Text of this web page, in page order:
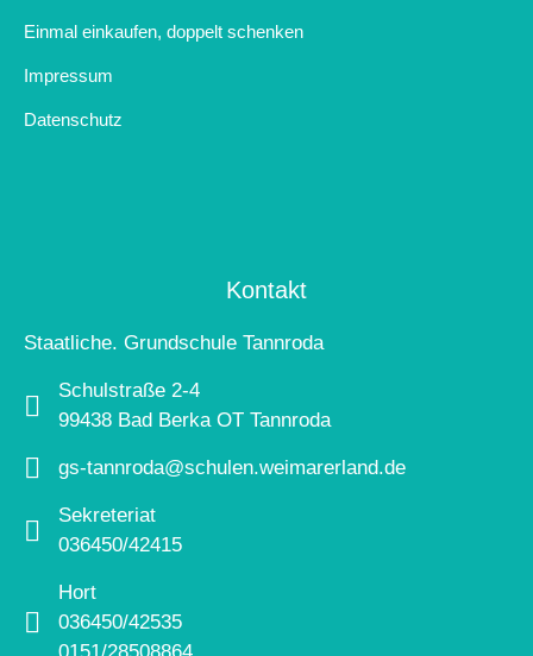
Einmal einkaufen, doppelt schenken
Impressum
Datenschutz
Kontakt
Staatliche. Grundschule Tannroda
Schulstraße 2-4
99438 Bad Berka OT Tannroda
gs-tannroda@schulen.weimarerland.de
Sekreteriat
036450/42415
Hort
036450/42535